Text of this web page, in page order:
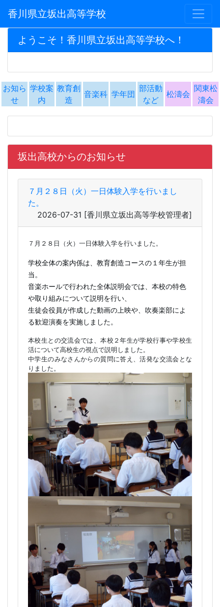
香川県立坂出高等学校
ようこそ！香川県立坂出高等学校へ！
お知ら
せ
学校案
内
教育創
造
部活動
など
関東松
濤会
坂出高校からのお知らせ
た。
2026-07-31[香川県立坂出高等学校管理者]
７月２８日（火）一日体験入学を行いました。
学校全体の案内係は、教育創造コースの１年生が担
当。
や取り組みについて説明を行い、
生徒会役員が作成した動画の上映や、吹奏楽部によ
る歓迎演奏を実施しました。
本校生との交流会では、本校２年生が学校行事や学校生
活について高校生の視点で説明しました。
中学生のみなさんからの質問に答え、活発な交流会とな
りました。